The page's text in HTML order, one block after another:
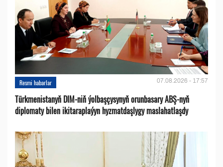
Resmi habarlar 07.08.2026 - 17:57
Türkmenistanyň DIM-niň ýolbaşçysynyň orunbasary ABŞ-nyň
diplomaty bilen ikitaraplaýyn hyzmatdaşlygy maslahatlaşdy